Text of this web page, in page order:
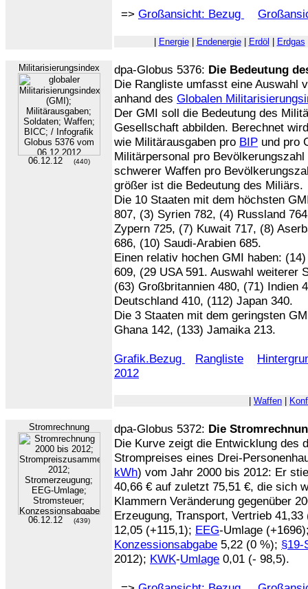
=> Großansicht: Bezug
Energie| Endenergie| Erdöl Erdgas
Militarisierungsindex
06.12.12 (440)
dpa-Globus 5376: Die Bedeutung
Die Rangliste umfasst eine Auswahl
anhand des Globalen
Der GMI soll die Bedeutung des
Gesellschaft abbilden. Berechnet
wie Militärausgaben pro BIP und pro
Militärpersonal pro
schwerer Waffen pro
größer ist die Bedeutung des Miliärs.
Die 10 Staaten mit dem höchsten
807, (3) Syrien 782, (4) Russland
Zypern 725, (7) Kuwait 717, (8)
686, (10) Saudi-Arabien 685.
Einen relativ hochen GMI haben:
609, (29 USA 591. Auswahl weiterer
(63) Großbritannien 480, (71) Indien
Deutschland 410, (112) Japan 340.
Die 3 Staaten mit dem geringsten
Ghana 142, (133) Jamaika 213.
Grafik.Bezug Rangliste
2012
Waffen
Stromrechnung
06.12.12 (439)
dpa-Globus 5372: Die
Die Kurve zeigt die Entwicklung des
Strompreises eines Drei-
kWh) vom Jahr 2000 bis 2012: Er
40,66 € auf zuletzt 75,51 €, die sich
Klammern Veränderung gegenüber
Erzeugung, Transport, Vertrieb
12,05 (+115,1); EEG-Umlage
Konzessionsabgabe 5,22 (0 %); §19-
2012); KWK-Umlage 0,01 (- 98,5).